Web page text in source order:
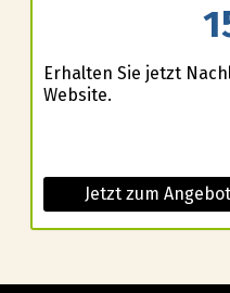
Erhalten Sie jetzt
Website.
Jetzt zum